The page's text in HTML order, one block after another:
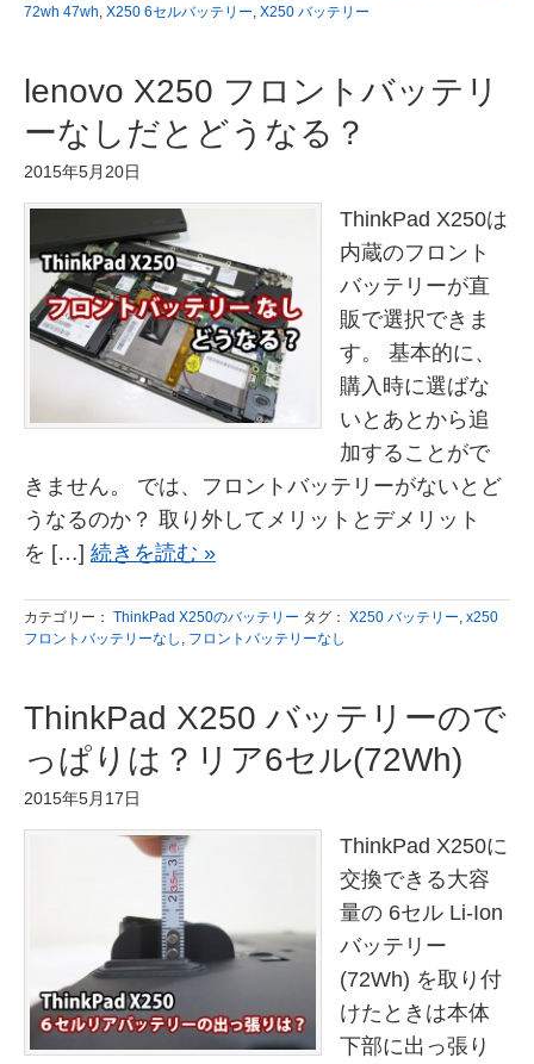
72wh 47wh, X250 6セルバッテリー, X250 バッテリー
lenovo X250 フロントバッテリ
ーなしだとどうなる？
2015年5月20日
ThinkPad X250は
内蔵のフロント
バッテリーが直
販で選択できま
す。 基本的に、
購入時に選ばな
いとあとから追
加することがで
きません。 では、フロントバッテリーがないとど
うなるのか？ 取り外してメリットとデメリット
を […] 続きを読む »
カテゴリー： ThinkPad X250のバッテリー タグ： X250 バッテリー, x250
フロントバッテリーなし , フロントバッテリーなし
ThinkPad X250 バッテリーので
っぱりは？リア6セル(72Wh)
2015年5月17日
ThinkPad X250に
交換できる大容
量の 6セル Li-Ion
バッテリー
(72Wh) を取り付
けたときは本体
下部に出っ張り